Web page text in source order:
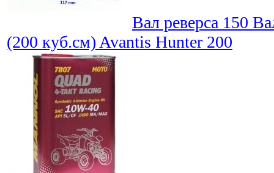
Вал реверса 150
(200 куб.см) Avantis Hunter 200